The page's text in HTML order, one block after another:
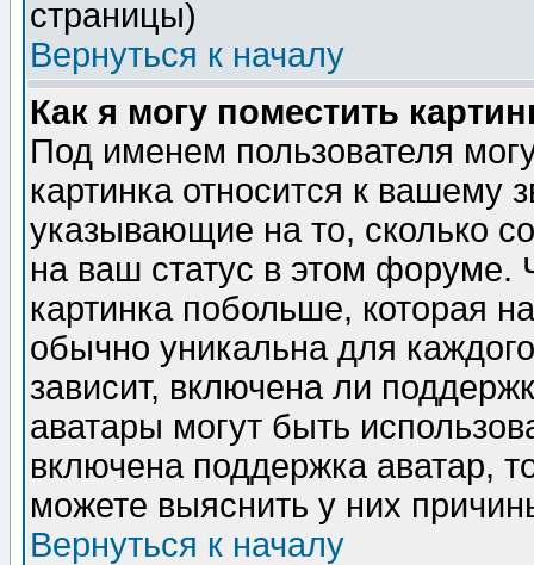
страницы)
Вернуться к началу
Как я могу поместить
Под именем пользователя
картинка относится к вашему
указывающие на то, сколько
на ваш статус в этом форуме.
картинка побольше, которая
обычно уникальна для
зависит, включена ли
аватары могут быть
включена поддержка аватар,
можете выяснить у них
Вернуться к началу